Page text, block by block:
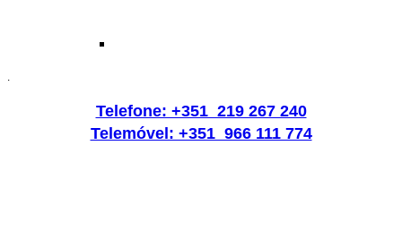
.
Telefone: +351 219 267 240
Telemóvel: +351 966 111 774